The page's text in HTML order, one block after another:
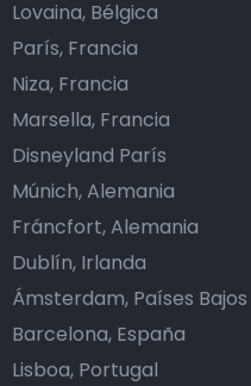
Lovaina, Bélgica
París, Francia
Niza, Francia
Marsella, Francia
Disneyland París
Múnich, Alemania
Fráncfort, Alemania
Dublín, Irlanda
Ámsterdam, Países Bajos
Barcelona, España
Lisboa, Portugal